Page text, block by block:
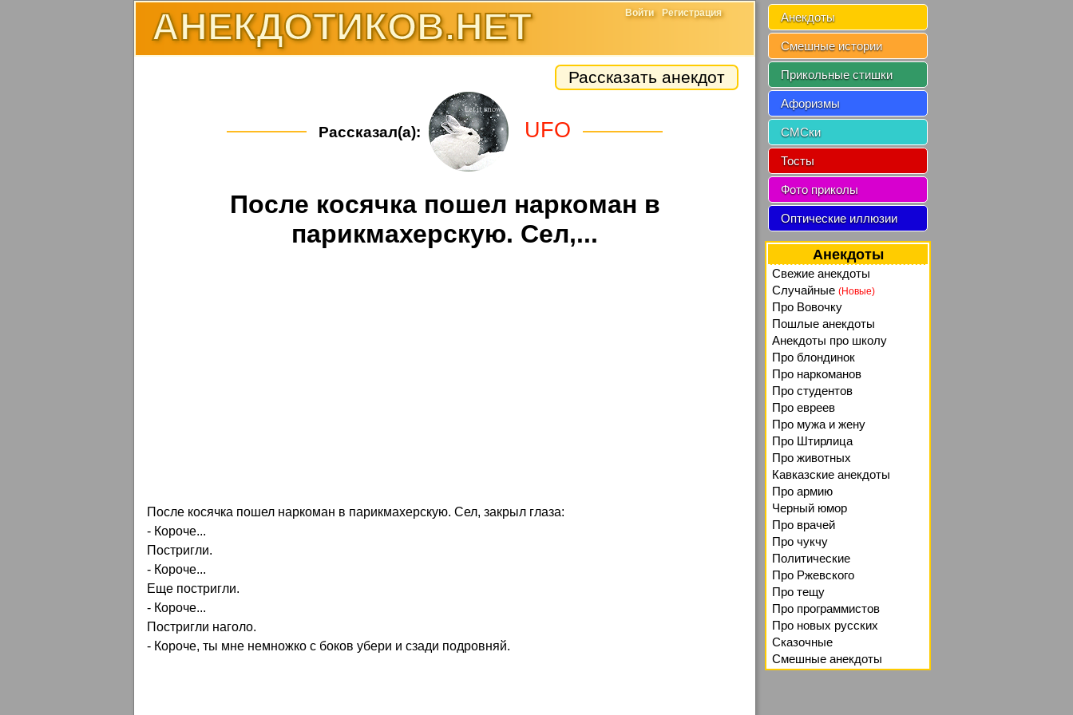
АНЕКДОТИКОВ.НЕТ Войти Регистрация
Рассказать анекдот
Рассказал(а): UFO
После косячка пошел наркоман в
парикмахерскую. Сел,...
После косячка пошел наркоман в парикмахерскую. Сел, закрыл глаза:
- Короче...
Постригли.
- Короче...
Еще постригли.
- Короче...
Постригли наголо.
- Короче, ты мне немножко с боков убери и сзади подровняй.
Анекдоты
Смешные истории
Прикольные стишки
Афоризмы
СМСки
Тосты
Фото приколы
Оптические иллюзии
Анекдоты
Свежие анекдоты
Случайные (Новые)
Про Вовочку
Пошлые анекдоты
Анекдоты про школу
Про блондинок
Про наркоманов
Про студентов
Про евреев
Про мужа и жену
Про Штирлица
Про животных
Кавказские анекдоты
Про армию
Черный юмор
Про врачей
Про чукчу
Политические
Про Ржевского
Про тещу
Про программистов
Про новых русских
Сказочные
Смешные анекдоты